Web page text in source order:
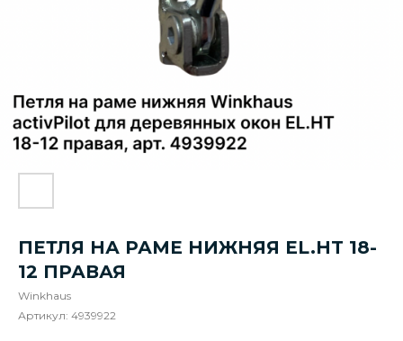
ПЕТЛЯ НА РАМЕ НИЖНЯЯ EL.HT 18-
12 ПРАВАЯ
Winkhaus
Артикул: 4939922